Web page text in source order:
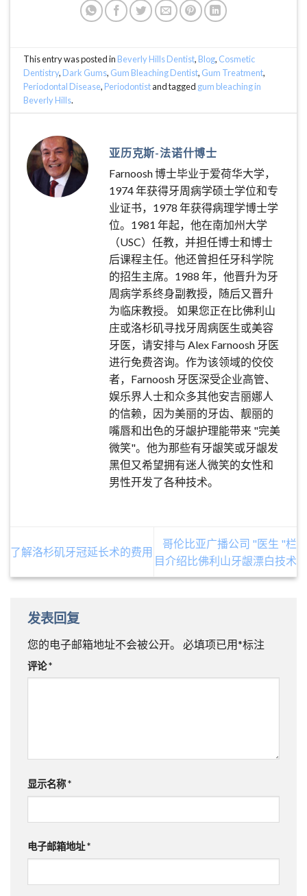
This entry was posted in Beverly Hills Dentist, Blog, Cosmetic
Dentistry, Dark Gums, Gum Bleaching Dentist, Gum Treatment,
Periodontal Disease, Periodontistand tagged gum bleaching in
Beverly Hills.
亚历克斯-法诺什博士
Farnoosh 博士毕业于爱荷华大学，
1974 年获得牙周病学硕士学位和专
业证书，1978 年获得病理学博士学
位。1981 年起，他在南加州大学
（USC）任教，并担任博士和博士
后课程主任。他还曾担任牙科学院
的招生主席。1988 年，他晋升为牙
周病学系终身副教授，随后又晋升
为临床教授。 如果您正在比佛利山
庄或洛杉矶寻找牙周病医生或美容
牙医，请安排与 Alex Farnoosh 牙医
进行免费咨询。作为该领域的佼佼
者，Farnoosh 牙医深受企业高管、
娱乐界人士和众多其他安吉丽娜人
的信赖，因为美丽的牙齿、靓丽的
嘴唇和出色的牙龈护理能带来 "完美
微笑"。他为那些有牙龈笑或牙龈发
黑但又希望拥有迷人微笑的女性和
男性开发了各种技术。
了解洛杉矶牙冠延长术的费用
哥伦比亚广播公司 "医生 "栏
目介绍比佛利山牙龈漂白技术
发表回复
您的电子邮箱地址不会被公开。 必填项已用*标注
评论*
显示名称*
电子邮箱地址*